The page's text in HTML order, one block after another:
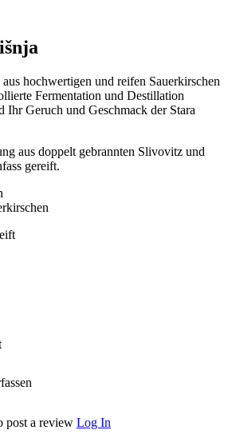
hochwertigen und reifen Sauerkirschen
Fermentation und Destillation
Ihr Geruch und Geschmack der Stara
aus doppelt gebrannten Slivovitz und
gereift.
post a review Log In